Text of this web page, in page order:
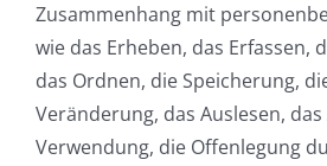
Zusammenhang mit
wie das Erheben, das Erfassen,
das Ordnen, die Speicherung,
Veränderung, das Auslesen,
Verwendung, die Offenlegung